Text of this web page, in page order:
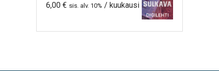
6,00 € sis. alv. 10% / kuukausi